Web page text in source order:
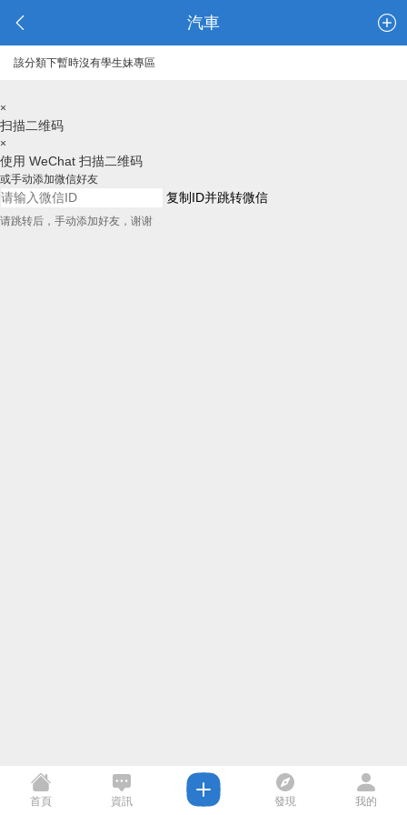
汽車
該分類下暫時沒有學生妹專區
×
扫描二维码
×
使用 WeChat 扫描二维码
或手动添加微信好友
复制ID并跳转微信
请跳转后，手动添加好友，谢谢
首頁 資訊 發現 我的